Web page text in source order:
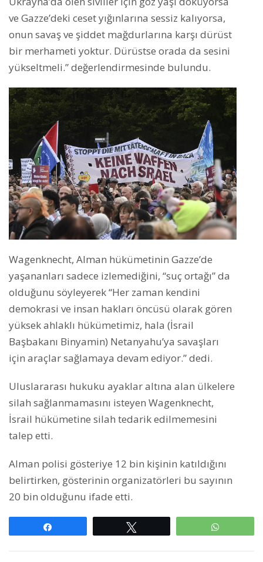
ve Gazze’deki ceset yığınlarına sessiz kalıyorsa,
onun savaş ve şiddet mağdurlarına karşı dürüst
bir merhameti yoktur. Dürüstse orada da sesini
yükseltmeli.” değerlendirmesinde bulundu.
Wagenknecht, Alman hükümetinin Gazze’de
yaşananları sadece izlemediğini, “suç ortağı” da
olduğunu söyleyerek “Her zaman kendini
demokrasi ve insan hakları öncüsü olarak gören
yüksek ahlaklı hükümetimiz, hala (İsrail
Başbakanı Binyamin) Netanyahu’ya savaşları
için araçlar sağlamaya devam ediyor.” dedi.
Uluslararası hukuku ayaklar altına alan ülkelere
silah sağlanmamasını isteyen Wagenknecht,
İsrail hükümetine silah tedarik edilmemesini
talep etti.
Alman polisi gösteriye 12 bin kişinin katıldığını
belirtirken, gösterinin organizatörleri bu sayının
20 bin olduğunu ifade etti.